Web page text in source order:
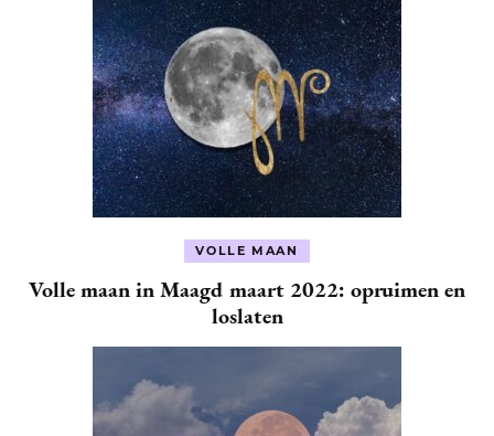
VOLLE MAAN
Volle maan in Maagd maart 2022: opruimen en
loslaten